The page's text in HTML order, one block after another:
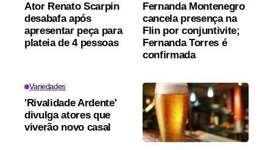
Ator Renato Scarpin
desabafa após
apresentar peça para
plateia de 4 pessoas
Fernanda Montenegro
cancela presença na
Flin por conjuntivite;
Fernanda Torres é
confirmada
Variedades
'Rivalidade Ardente'
divulga atores que
viverão novo casal